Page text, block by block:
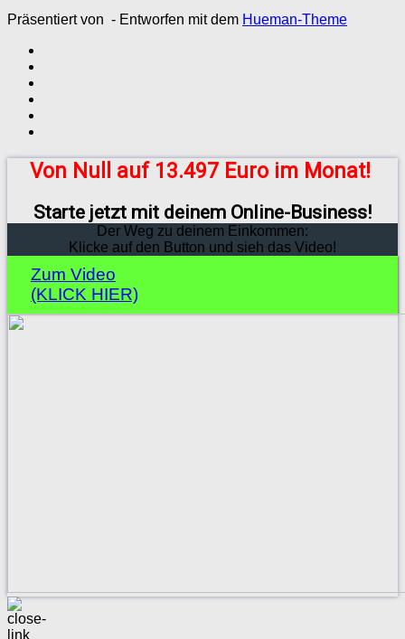
Präsentiert von - Entworfen mit dem Hueman-Theme
Von Null auf 13.497 Euro im Monat!
Starte jetzt mit deinem Online-Business!
Der Weg zu deinem Einkommen:
Klicke auf den Button und sieh das Video!
Zum Video
(KLICK HIER)